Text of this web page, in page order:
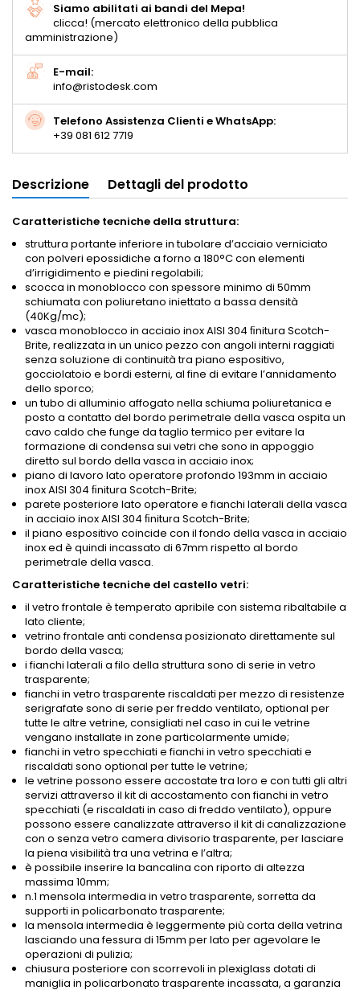
Siamo abilitati ai bandi del Mepa!
clicca! (mercato elettronico della pubblica
amministrazione)
E-mail:
info@ristodesk.com
Telefono Assistenza Clienti e WhatsApp:
+39 081 612 7719
Descrizione Dettagli del prodotto
Caratteristiche tecniche della struttura:
struttura portante inferiore in tubolare d’acciaio verniciato
con polveri epossidiche a forno a 180°C con elementi
d’irrigidimento e piedini regolabili;
scocca in monoblocco con spessore minimo di 50mm
schiumata con poliuretano iniettato a bassa densità
(40Kg/mc);
vasca monoblocco in acciaio inox AISI 304 ﬁnitura Scotch-
Brite, realizzata in un unico pezzo con angoli interni raggiati
senza soluzione di continuità tra piano espositivo,
gocciolatoio e bordi esterni, al fine di evitare l’annidamento
dello sporco;
un tubo di alluminio affogato nella schiuma poliuretanica e
posto a contatto del bordo perimetrale della vasca ospita un
cavo caldo che funge da taglio termico per evitare la
formazione di condensa sui vetri che sono in appoggio
diretto sul bordo della vasca in acciaio inox;
piano di lavoro lato operatore profondo 193mm in acciaio
inox AISI 304 ﬁnitura Scotch-Brite;
parete posteriore lato operatore e fianchi laterali della vasca
in acciaio inox AISI 304 ﬁnitura Scotch-Brite;
il piano espositivo coincide con il fondo della vasca in acciaio
inox ed è quindi incassato di 67mm rispetto al bordo
perimetrale della vasca.
Caratteristiche tecniche del castello vetri:
il vetro frontale è temperato apribile con sistema ribaltabile a
lato cliente;
vetrino frontale anti condensa posizionato direttamente sul
bordo della vasca;
i fianchi laterali a filo della struttura sono di serie in vetro
trasparente;
fianchi in vetro trasparente riscaldati per mezzo di resistenze
serigrafate sono di serie per freddo ventilato, optional per
tutte le altre vetrine, consigliati nel caso in cui le vetrine
vengano installate in zone particolarmente umide;
fianchi in vetro specchiati e fianchi in vetro specchiati e
riscaldati sono optional per tutte le vetrine;
le vetrine possono essere accostate tra loro e con tutti gli altri
servizi attraverso il kit di accostamento con fianchi in vetro
specchiati (e riscaldati in caso di freddo ventilato), oppure
possono essere canalizzate attraverso il kit di canalizzazione
con o senza vetro camera divisorio trasparente, per lasciare
la piena visibilità tra una vetrina e l’altra;
è possibile inserire la bancalina con riporto di altezza
massima 10mm;
n.1 mensola intermedia in vetro trasparente, sorretta da
supporti in policarbonato trasparente;
la mensola intermedia è leggermente più corta della vetrina
lasciando una fessura di 15mm per lato per agevolare le
operazioni di pulizia;
chiusura posteriore con scorrevoli in plexiglass dotati di
maniglia in policarbonato trasparente incassata, a garanzia